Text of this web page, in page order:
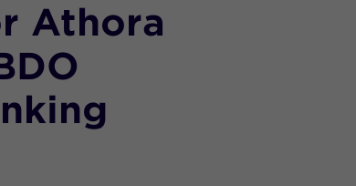
Athora